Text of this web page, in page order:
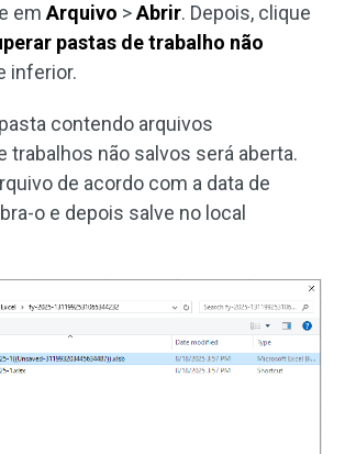
emArquivo >Abrir. Depois, clique
pastas de trabalho não
inferior.
contendo arquivos
trabalhos não salvos será aberta.
de acordo com a data de
o e depois salve no local